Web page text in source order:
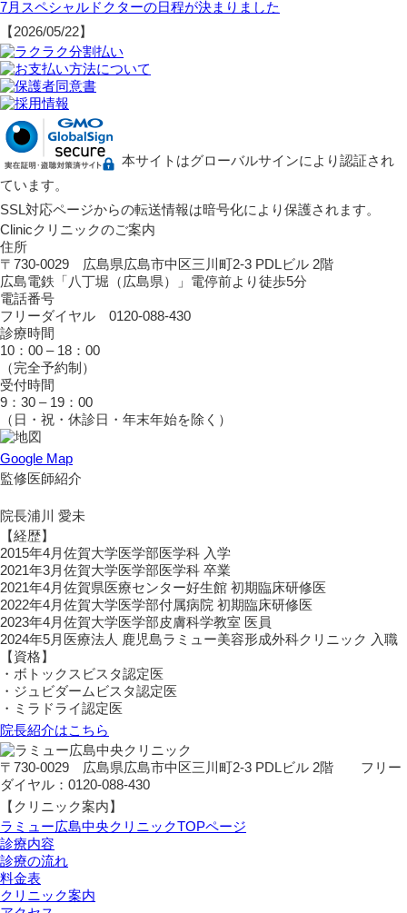
7月スペシャルドクターの日程が決まりました
【2026/05/22】
本サイトはグローバルサインにより認証され
ています。
SSL対応ページからの転送情報は暗号化により保護されます。
Clinicクリニックのご案内
住所
〒730-0029 広島県広島市中区三川町2-3 PDLビル 2階
広島電鉄「八丁堀（広島県）」電停前より徒歩5分
電話番号
フリーダイヤル 0120-088-430
診療時間
10：00 – 18：00
（完全予約制）
受付時間
9：30 – 19：00
（日・祝・休診日・年末年始を除く）
Google Map
監修医師紹介
院長浦川 愛未
【経歴】
2015年4月佐賀大学医学部医学科 入学
2021年3月佐賀大学医学部医学科 卒業
2021年4月佐賀県医療センター好生館 初期臨床研修医
2022年4月佐賀大学医学部付属病院 初期臨床研修医
2023年4月佐賀大学医学部皮膚科学教室 医員
2024年5月 医療法人 鹿児島ラミュー美容形成外科クリニック 入職
【資格】
・ボトックスビスタ認定医
・ジュビダームビスタ認定医
・ミラドライ認定医
院長紹介はこちら
〒730-0029 広島県広島市中区三川町2-3 PDLビル 2階 フリー
ダイヤル：0120-088-430
【クリニック案内】
ラミュー広島中央クリニックTOPページ
診療内容
診療の流れ
料金表
クリニック案内